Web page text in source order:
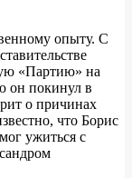
опыту. С
«Партию» на
он покинул в
о причинах
что Борис
ужиться с